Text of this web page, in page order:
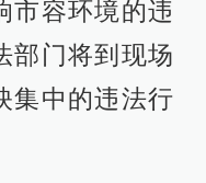
市容环境的违
部门将到现场
集中的违法行